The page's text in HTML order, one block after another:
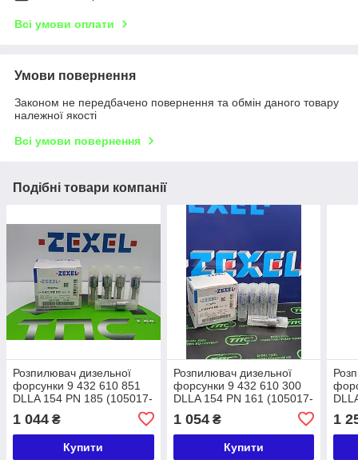
Всі умови оплати
Умови повернення
Законом не передбачено повернення та обмін даного товару
належної якості
Всі умови повернення
Подібні товари компанії
Розпилювач дизельної
форсунки 9 432 610 851
DLLA 154 PN 185 (105017-
1 044 ₴
Купити
Розпилювач дизельної
форсунки 9 432 610 300
DLLA 154 PN 161 (105017-
1 054₴
Купити
1